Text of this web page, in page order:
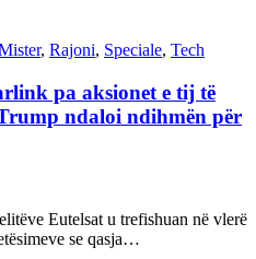
, Rajoni, Speciale, Tech
pa aksionet e tij të
ndaloi ndihmën për
Eutelsat u trefishuan në vlerë
se qasja…